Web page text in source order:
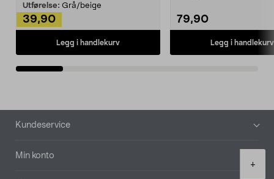
+
Utførelse: Grå/beige
39,90
Legg i handlekurv
79,90
Legg i handlekurv
Bunntekst
Kundeservice
Min konto